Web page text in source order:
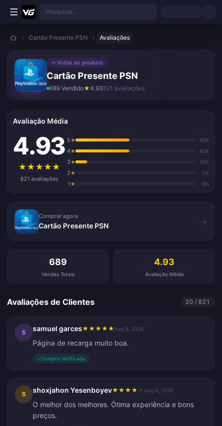
Ir para o conteúdo principal
Pesquisar...
Cartão Presente PSN Avaliações
←Voltar ao produto
Cartão Presente PSN
689 Vendido★4.93821 avaliações
Avaliação Média
4.93
★ ★ ★ ★ ★
821 avaliações
5★ 45%
4★ 45%
3★ 10%
2★ 0%
1★ 0%
Comprar agora
Cartão Presente PSN
→
689
Vendas Totais
4.93
Avaliação Média
Avaliações de Clientes 20 / 821
S samuel garces★ ★ ★ ★ ★ Aug 8, 2026
Página de recarga muito boa.
✓Compra Verificada
S shoxjahon Yesenboyev★ ★ ★ ★ Aug 8, 2026
O melhor dos melhores. Ótima experiência e bons
preços.